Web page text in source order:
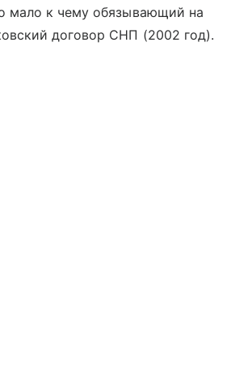
мало к чему обязывающий на
договор СНП (2002 год).